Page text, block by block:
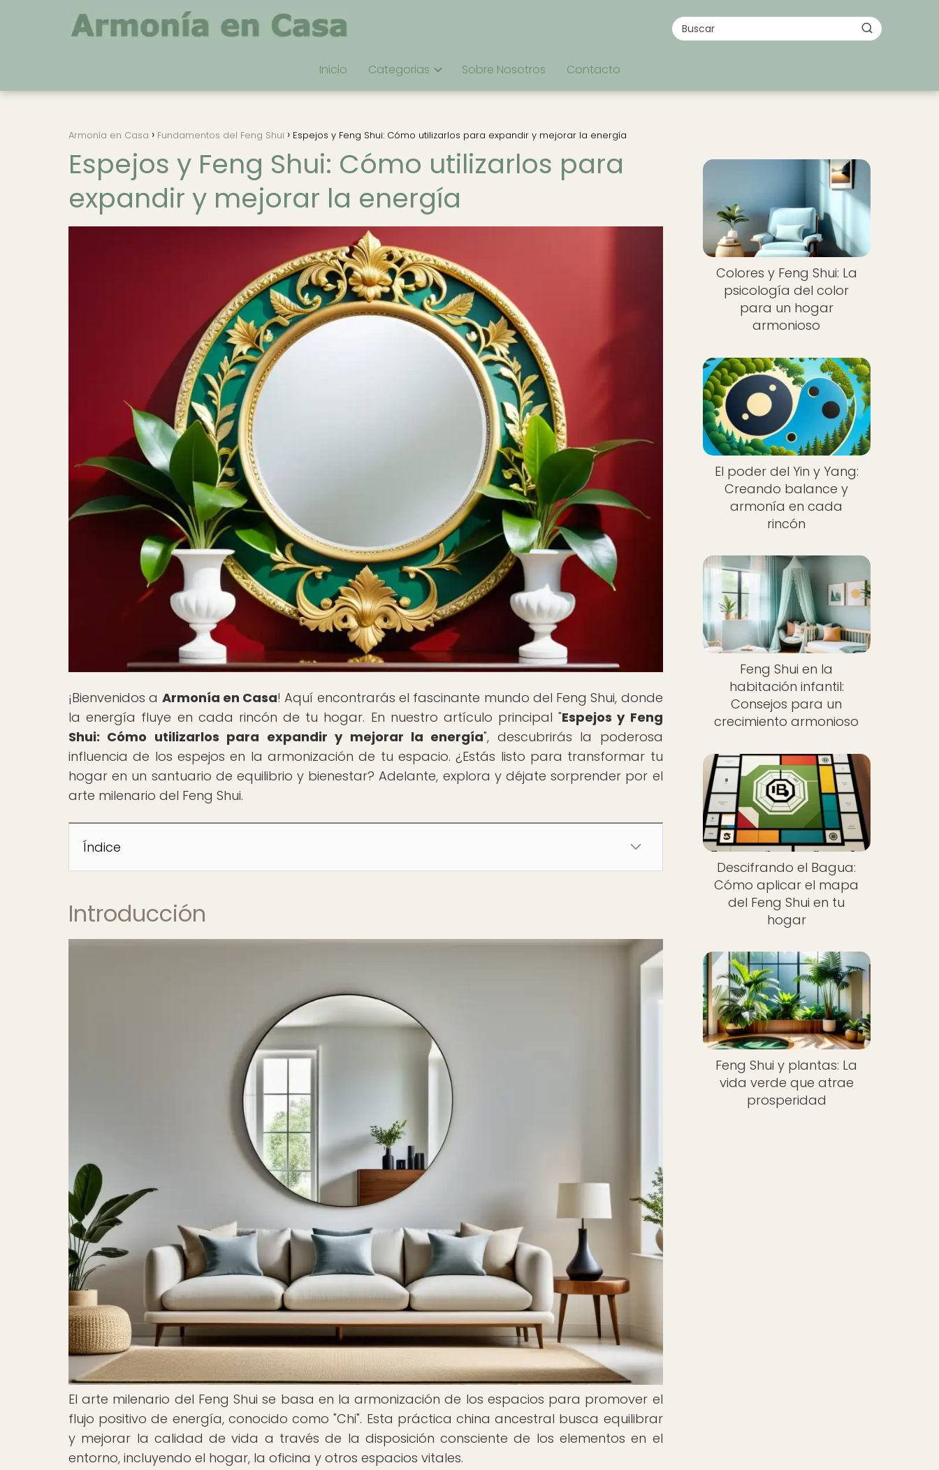
Inicio Categorias Sobre Nosotros Contacto
Armonía en Casa Fundamentos del Feng Shui Espejos y Feng Shui: Cómo utilizarlos para expandir y mejorar la energía
Espejos y Feng Shui: Cómo utilizarlos para
expandir y mejorar la energía
¡Bienvenidos a Armonía en Casa! Aquí encontrarás el fascinante mundo del Feng Shui, donde
la energía fluye en cada rincón de tu hogar. En nuestro artículo principal "Espejos y Feng
Shui: Cómo utilizarlos para expandir y mejorar la energía", descubrirás la poderosa
influencia de los espejos en la armonización de tu espacio. ¿Estás listo para transformar tu
hogar en un santuario de equilibrio y bienestar? Adelante, explora y déjate sorprender por el
arte milenario del Feng Shui.
Índice
Introducción
El arte milenario del Feng Shui se basa en la armonización de los espacios para promover el
flujo positivo de energía, conocido como "Chi". Esta práctica china ancestral busca equilibrar
y mejorar la calidad de vida a través de la disposición consciente de los elementos en el
entorno, incluyendo el hogar, la oficina y otros espacios vitales.
Colores y Feng Shui: La
psicología del color
para un hogar
armonioso
El poder del Yin y Yang:
Creando balance y
armonía en cada
rincón
Feng Shui en la
habitación infantil:
Consejos para un
crecimiento armonioso
Descifrando el Bagua:
Cómo aplicar el mapa
del Feng Shui en tu
hogar
Feng Shui y plantas: La
vida verde que atrae
prosperidad